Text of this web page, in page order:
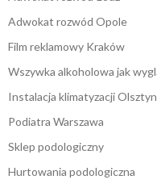
Adwokat rozwód Opole
Film reklamowy Kraków
Wszywka alkoholowa jak
Instalacja klimatyzacji Olsztyn
Podiatra Warszawa
Sklep podologiczny
Hurtowania podologiczna